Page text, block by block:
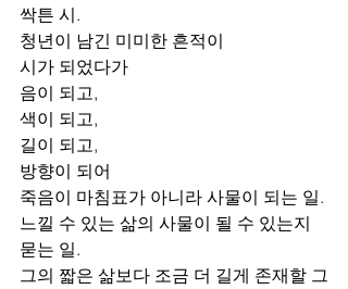
싹튼 시.
청년이 남긴 미미한 흔적이
시가 되었다가
음이 되고,
색이 되고,
길이 되고,
방향이 되어
죽음이 마침표가 아니라 사물이 되는 일.
느낄 수 있는 삶의 사물이 될 수 있는지
묻는 일.
그의 짧은 삶보다 조금 더 길게 존재할 그